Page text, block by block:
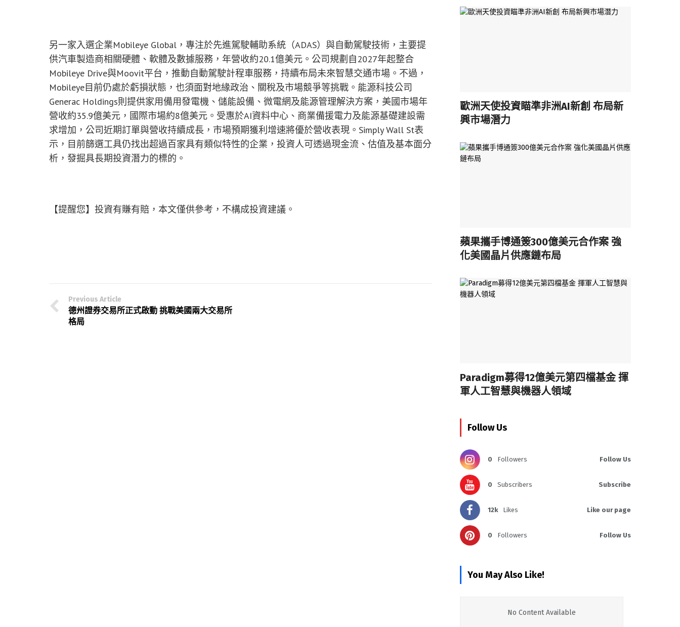
另一家入選企業Mobileye Global，專注於先進駕駛輔助系統（ADAS）與自動駕駛技術，主要提
供汽車製造商相關硬體、軟體及數據服務，年營收約20.1億美元。公司規劃自2027年起整合
Mobileye Drive與Moovit平台，推動自動駕駛計程車服務，持續布局未來智慧交通市場。不過，
Mobileye目前仍處於虧損狀態，也須面對地緣政治、關稅及市場競爭等挑戰。能源科技公司
Generac Holdings則提供家用備用發電機、儲能設備、微電網及能源管理解決方案，美國市場年
營收約35.9億美元，國際市場約8億美元。受惠於AI資料中心、商業備援電力及能源基礎建設需
求增加，公司近期訂單與營收持續成長，市場預期獲利增速將優於營收表現。Simply Wall St表
示，目前篩選工具仍找出超過百家具有類似特性的企業，投資人可透過現金流、估值及基本面分
析，發掘具長期投資潛力的標的。
【提醒您】投資有賺有賠，本文僅供參考，不構成投資建議。
Previous Article
德州證券交易所正式啟動 挑戰美國兩大交易所
格局
歐洲天使投資瞄準非洲AI新創 布局新
興市場潛力
蘋果攜手博通簽300億美元合作案 強
化美國晶片供應鏈布局
Paradigm募得12億美元第四檔基金 揮
軍人工智慧與機器人領域
Follow Us
0 Followers Follow Us
0 Subscribers Subscribe
12k Likes Like our page
0 Followers Follow Us
You May Also Like!
No Content Available